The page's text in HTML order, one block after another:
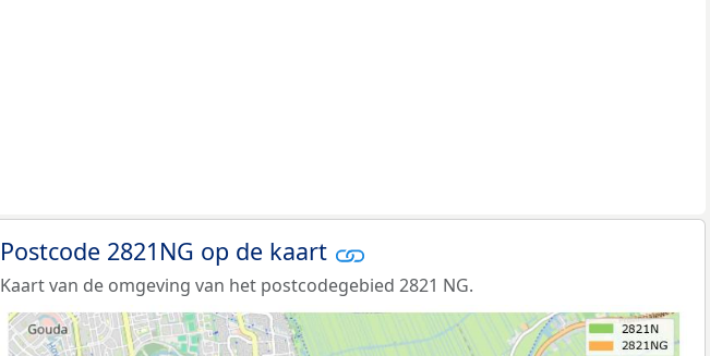
Postcode 2821NG op de kaart
Kaart van de omgeving van het postcodegebied 2821 NG.